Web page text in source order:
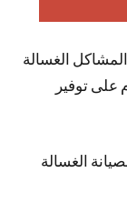
الغسالة
على توفير
الغسالة